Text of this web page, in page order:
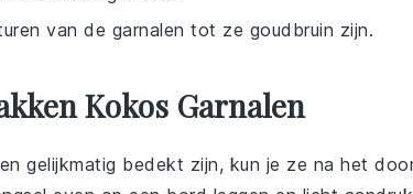
van de garnalen tot ze goudbruin zijn.
Kokos Garnalen
gelijkmatig bedekt zijn, kun je ze na het